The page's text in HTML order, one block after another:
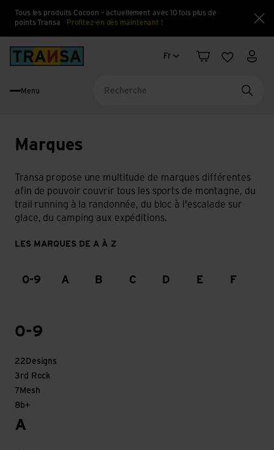
Tous les produits Cocoon – actuellement avec 10 fois plus de
points Transa
Profitez-en dès maintenant !
Changement de langue
Fr
PanierListe Mon
Menu
Marques
Transa propose une multitude de marques différentes
afin de pouvoir couvrir tous les sports de montagne, du
trail running à la randonnée, du bloc à l'escalade sur
glace, du camping aux expéditions.
LES MARQUES DE A À Z
0-9 A B C D E F
0-9
22Designs
3rd Rock
7Mesh
8b+
A